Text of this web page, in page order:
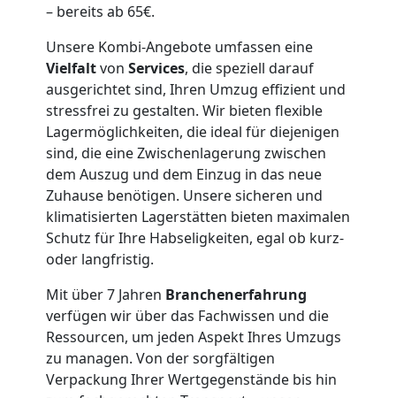
– bereits ab 65€.
Unsere Kombi-Angebote umfassen eine
Vielfaltvon Services, die speziell darauf
ausgerichtet sind, Ihren Umzug effizient und
stressfrei zu gestalten. Wir bieten flexible
Lagermöglichkeiten, die ideal für diejenigen
sind, die eine Zwischenlagerung zwischen
dem Auszug und dem Einzug in das neue
Zuhause benötigen. Unsere sicheren und
klimatisierten Lagerstätten bieten maximalen
Schutz für Ihre Habseligkeiten, egal ob kurz-
oder langfristig.
Mit über 7 Jahren Branchenerfahrung
verfügen wir über das Fachwissen und die
Ressourcen, um jeden Aspekt Ihres Umzugs
zu managen. Von der sorgfältigen
Verpackung Ihrer Wertgegenstände bis hin
Wiener
Neustadt
Büroumzug
Wiener
Neustadt
Expressumzug
Wiener